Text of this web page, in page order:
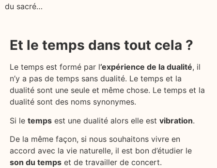
du sacré…
Et le temps dans tout cela ?
Le temps est formé par l’expérience de la dualité, il
n’y a pas de temps sans dualité. Le temps et la
dualité sont une seule et même chose. Le temps et la
dualité sont des noms synonymes.
Si le temps est une dualité alors elle est vibration.
De la même façon, si nous souhaitons vivre en
accord avec la vie naturelle, il est bon d’étudier le
son du temps et de travailler de concert.